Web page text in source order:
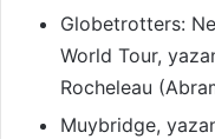
Globetrotters:
World Tour,
Rocheleau
Muybridge,